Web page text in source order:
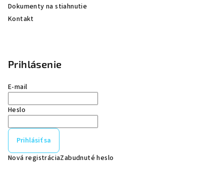
Dokumenty na stiahnutie
Kontakt
Prihlásenie
E-mail
Heslo
Prihlásiť sa
Nová registráciaZabudnuté heslo